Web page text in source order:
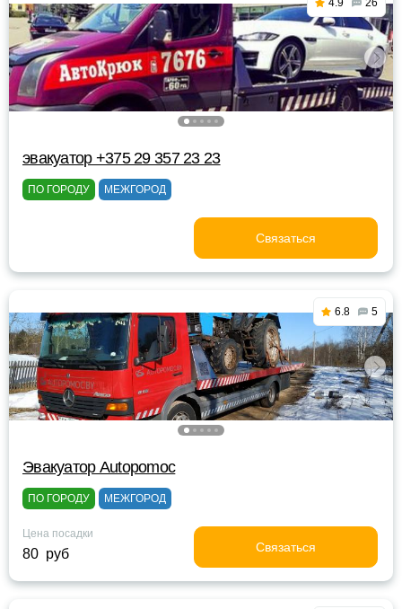
4.9 26
эвакуатор +375 29 357 23 23
ПО ГОРОДУ МЕЖГОРОД
Связаться
6.8 5
Эвакуатор Autopomoc
ПО ГОРОДУ МЕЖГОРОД
Цена посадки
80 руб Связаться